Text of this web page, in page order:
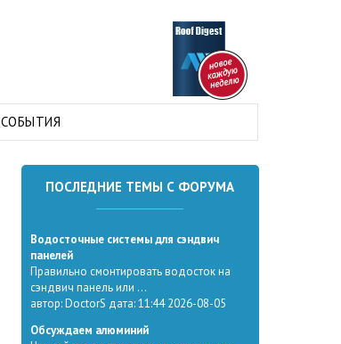
СОБЫТИЯ
ПОСЛЕДНИЕ ТЕМЫ С ФОРУМА
Водосточные системы для сэндвич
панелей
Правильно смонтировать водосток на
сэндвич панель или ...
автор: DoctorS дата: 11:44 2026-08-05
Обсуждаем алюминий